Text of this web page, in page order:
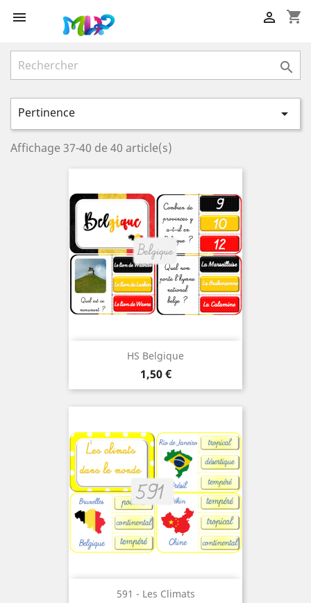
 shopping_cart


Pertinence 
Affichage 37-40 de 40 article(s)
HS Belgique
Prix
1,50 €
591 - Les Climats